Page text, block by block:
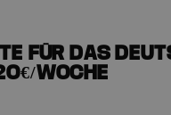
FÜR DAS
WOCHE